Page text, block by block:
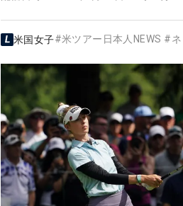
米国女子#米ツアー日本人NEWS #